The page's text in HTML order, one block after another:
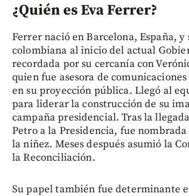
¿Quién es Eva Ferrer?
Ferrer nació en Barcelona, España, y
colombiana al inicio del actual
recordada por su cercanía con
quien fue asesora de
en su proyección pública. Llegó al
para liderar la construcción de su
campaña presidencial. Tras la
Petro a la Presidencia, fue
la niñez. Meses después asumió la
la Reconciliación.
Su papel también fue determinante